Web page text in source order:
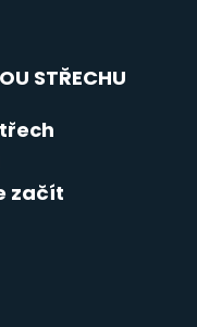
STŘECHU
začít